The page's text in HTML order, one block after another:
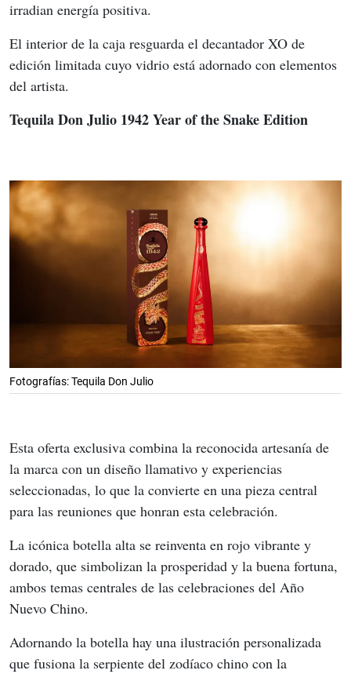
irradian energía positiva.
El interior de la caja resguarda el decantador XO de
edición limitada cuyo vidrio está adornado con elementos
del artista.
Tequila Don Julio 1942 Year of the Snake Edition
Fotografías: Tequila Don Julio
Esta oferta exclusiva combina la reconocida artesanía de
la marca con un diseño llamativo y experiencias
seleccionadas, lo que la convierte en una pieza central
para las reuniones que honran esta celebración.
La icónica botella alta se reinventa en rojo vibrante y
dorado, que simbolizan la prosperidad y la buena fortuna,
ambos temas centrales de las celebraciones del Año
Nuevo Chino.
Adornando la botella hay una ilustración personalizada
que fusiona la serpiente del zodíaco chino con la